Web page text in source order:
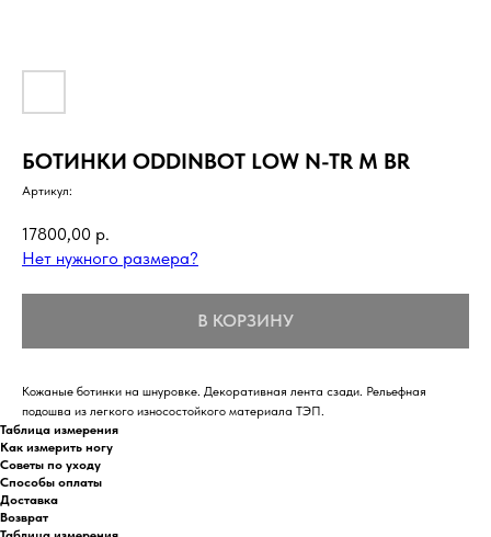
БОТИНКИ ODDINBOT LOW N-TR M BR
Артикул:
17800,00 р.
Нет нужного размера?
В КОРЗИНУ
Кожаные ботинки на шнуровке. Декоративная лента сзади. Рельефная
подошва из легкого износостойкого материала ТЭП.
Таблица измерения
Как измерить ногу
Советы по уходу
Способы оплаты
Доставка
Возврат